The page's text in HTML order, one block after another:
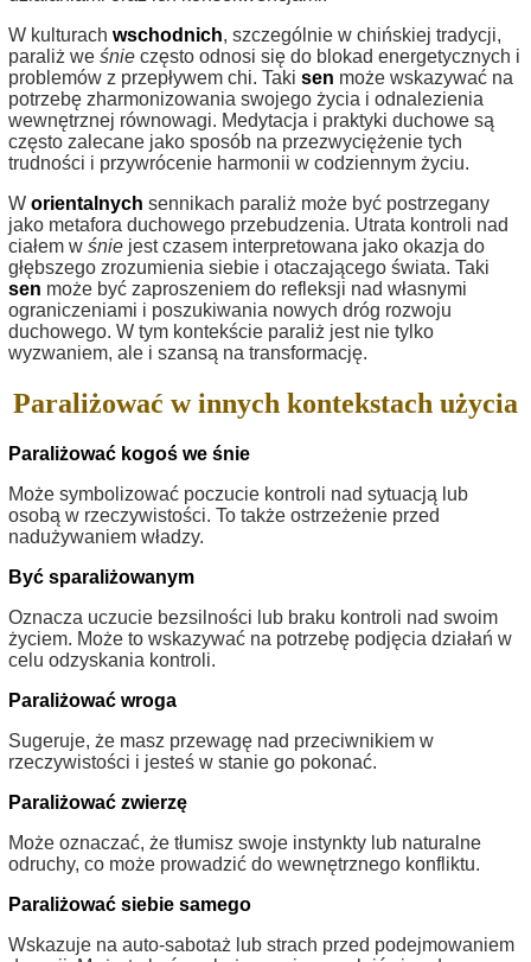
W kulturach wschodnich, szczególnie w chińskiej tradycji,
paraliż we śnie często odnosi się do blokad energetycznych i
problemów z przepływem chi. Taki sen może wskazywać na
potrzebę zharmonizowania swojego życia i odnalezienia
wewnętrznej równowagi. Medytacja i praktyki duchowe są
często zalecane jako sposób na przezwyciężenie tych
trudności i przywrócenie harmonii w codziennym życiu.
W orientalnych sennikach paraliż może być postrzegany
jako metafora duchowego przebudzenia. Utrata kontroli nad
ciałem w śnie jest czasem interpretowana jako okazja do
głębszego zrozumienia siebie i otaczającego świata. Taki
sen może być zaproszeniem do refleksji nad własnymi
ograniczeniami i poszukiwania nowych dróg rozwoju
duchowego. W tym kontekście paraliż jest nie tylko
wyzwaniem, ale i szansą na transformację.
Paraliżować w innych kontekstach użycia
Paraliżować kogoś we śnie
Może symbolizować poczucie kontroli nad sytuacją lub
osobą w rzeczywistości. To także ostrzeżenie przed
nadużywaniem władzy.
Być sparaliżowanym
Oznacza uczucie bezsilności lub braku kontroli nad swoim
życiem. Może to wskazywać na potrzebę podjęcia działań w
celu odzyskania kontroli.
Paraliżować wroga
Sugeruje, że masz przewagę nad przeciwnikiem w
rzeczywistości i jesteś w stanie go pokonać.
Paraliżować zwierzę
Może oznaczać, że tłumisz swoje instynkty lub naturalne
odruchy, co może prowadzić do wewnętrznego konfliktu.
Paraliżować siebie samego
Wskazuje na auto-sabotaż lub strach przed podejmowaniem